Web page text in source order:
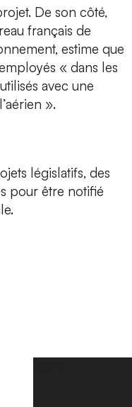
De son côté,
français de
estime que
« dans les
avec une
».
législatifs, des
pour être notifié